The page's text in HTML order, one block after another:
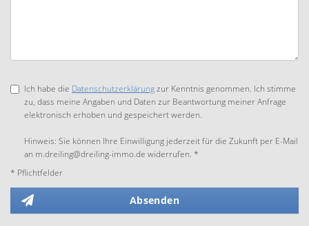
Ich habe die Datenschutzerklärungzur Kenntnis genommen. Ich stimme
zu, dass meine Angaben und Daten zur Beantwortung meiner Anfrage
elektronisch erhoben und gespeichert werden.
Hinweis: Sie können Ihre Einwilligung jederzeit für die Zukunft per E-Mail
an m.dreiling@dreiling-immo.de widerrufen. *
* Pflichtfelder
Absenden